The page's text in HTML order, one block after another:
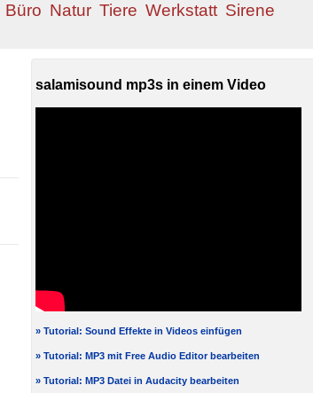
Büro Natur Tiere Werkstatt Sirene
salamisound mp3s in einem Video
» Tutorial: Sound Effekte in Videos einfügen
» Tutorial: MP3 mit Free Audio Editor bearbeiten
» Tutorial: MP3 Datei in Audacity bearbeiten